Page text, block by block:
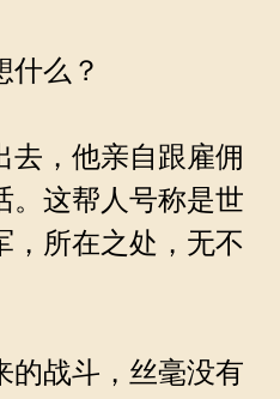
么？
，他亲自跟雇佣
。这帮人号称是世
，所在之处，无不
战斗，丝毫没有